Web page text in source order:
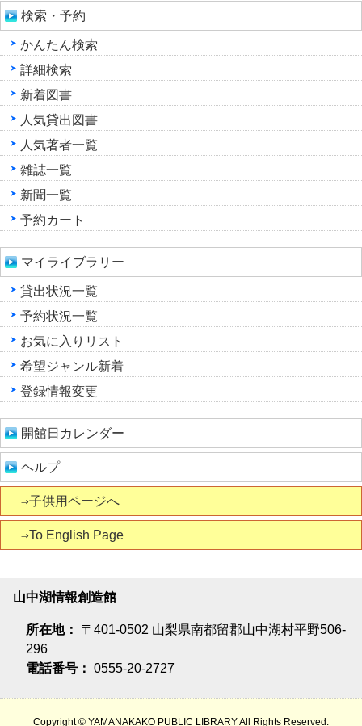
検索・予約
かんたん検索
詳細検索
新着図書
人気貸出図書
人気著者一覧
雑誌一覧
新聞一覧
予約カート
マイライブラリー
貸出状況一覧
予約状況一覧
お気に入りリスト
希望ジャンル新着
登録情報変更
開館日カレンダー
ヘルプ
⇒子供用ページへ
⇒To English Page
山中湖情報創造館
所在地：
〒401-0502 山梨県南都留郡山中湖村平野506-
296
電話番号： 0555-20-2727
Copyright © YAMANAKAKO PUBLIC LIBRARY All Rights Reserved.